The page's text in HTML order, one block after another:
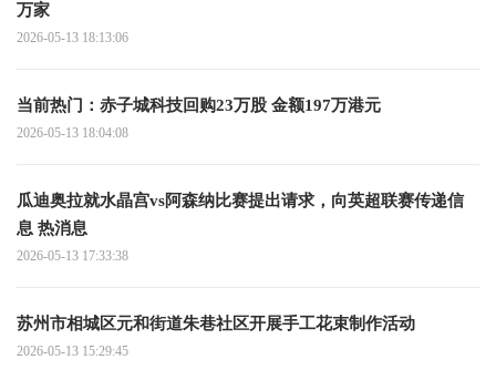
万家
2026-05-13 18:13:06
当前热门：赤子城科技回购23万股 金额197万港元
2026-05-13 18:04:08
瓜迪奥拉就水晶宫vs阿森纳比赛提出请求，向英超联赛传递信
息 热消息
2026-05-13 17:33:38
苏州市相城区元和街道朱巷社区开展手工花束制作活动
2026-05-13 15:29:45